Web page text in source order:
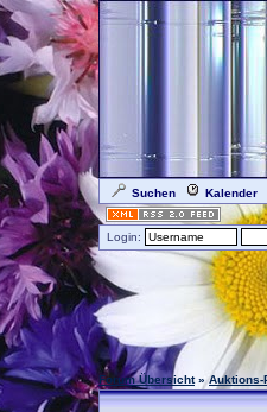
Suchen Kalender
Login:
Forum Übersicht»Auktions-